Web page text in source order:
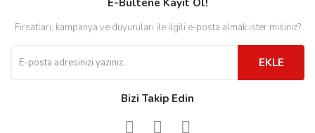
E-Bültene Kayıt Ol!
Fırsatları, kampanya ve duyuruları ile ilgili e-posta almak ister misiniz?
EKLE
Bizi Takip Edin